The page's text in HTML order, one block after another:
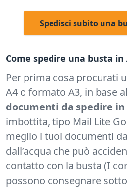
Spedisci subito una
Come spedire una busta in
Per prima cosa procurati
A4 o formato A3, in base
documenti da spedire
imbottita, tipo Mail Lite
meglio i tuoi documenti
dall’acqua che può
contatto con la busta (I
possono consegnare